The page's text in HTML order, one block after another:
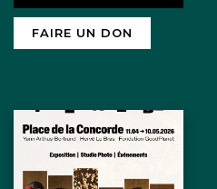
FAIRE UN DON